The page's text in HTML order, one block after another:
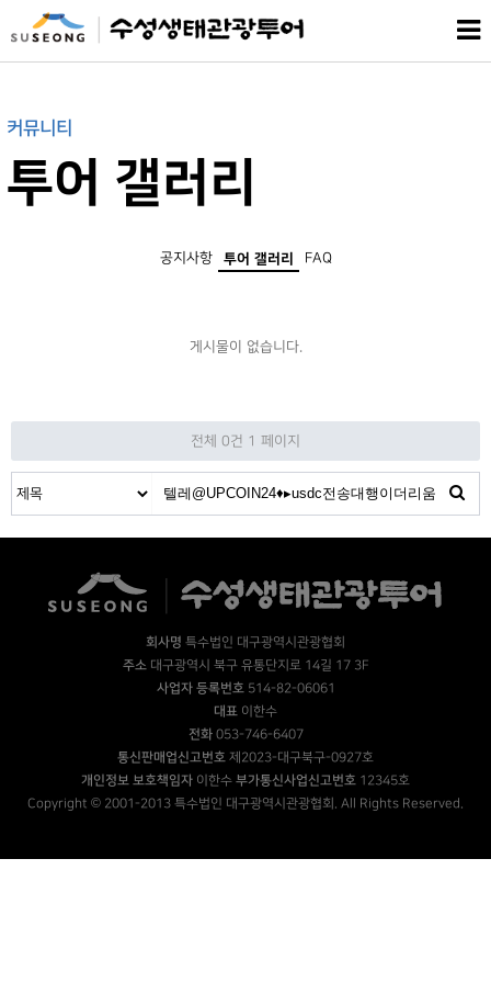
커뮤니티
투어 갤러리
공지사항 투어 갤러리 FAQ
게시물이 없습니다.
전체 0건 1 페이지
회사명 특수법인 대구광역시관광협회
주소대구광역시 북구 유통단지로 14길 17 3F
사업자 등록번호514-82-06061
대표 이한수
전화053-746-6407
통신판매업신고번호 제2023-대구북구-0927호
개인정보 보호책임자 이한수 부가통신사업신고번호 12345호
Copyright © 2001-2013 특수법인 대구광역시관광협회. All Rights Reserved.